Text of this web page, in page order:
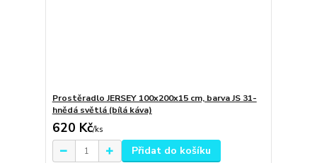
Prostěradlo JERSEY 100x200x15 cm, barva JS 31-
hnědá světlá (bílá káva)
620 Kč/ks
Přidat do košíku